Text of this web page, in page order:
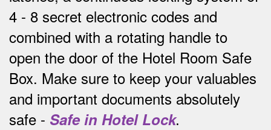
4 - 8 secret electronic codes and
combined with a rotating handle to
open the door of the Hotel Room Safe
Box. Make sure to keep your valuables
and important documents absolutely
safe - Safe in Hotel Lock.